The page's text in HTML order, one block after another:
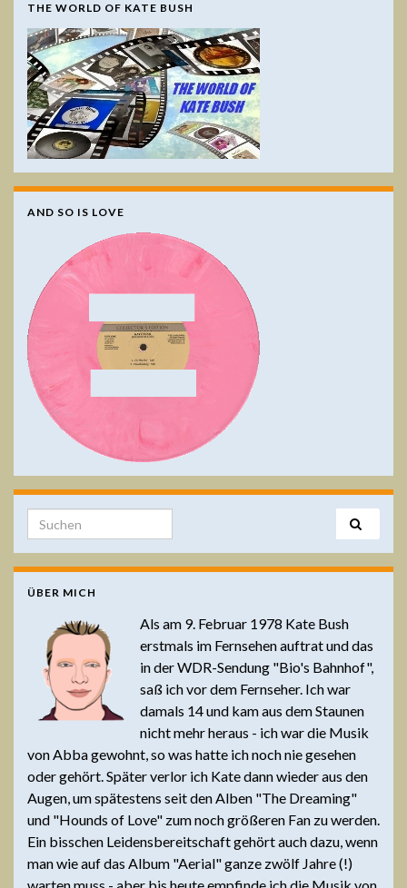
THE WORLD OF KATE BUSH
AND SO IS LOVE
Search for:
ÜBER MICH
Als am 9. Februar 1978 Kate Bush
erstmals im Fernsehen auftrat und das
in der WDR-Sendung "Bio's Bahnhof",
saß ich vor dem Fernseher. Ich war
damals 14 und kam aus dem Staunen
nicht mehr heraus - ich war die Musik
von Abba gewohnt, so was hatte ich noch nie gesehen
oder gehört. Später verlor ich Kate dann wieder aus den
Augen, um spätestens seit den Alben "The Dreaming"
und "Hounds of Love" zum noch größeren Fan zu werden.
Ein bisschen Leidensbereitschaft gehört auch dazu, wenn
man wie auf das Album "Aerial" ganze zwölf Jahre (!)